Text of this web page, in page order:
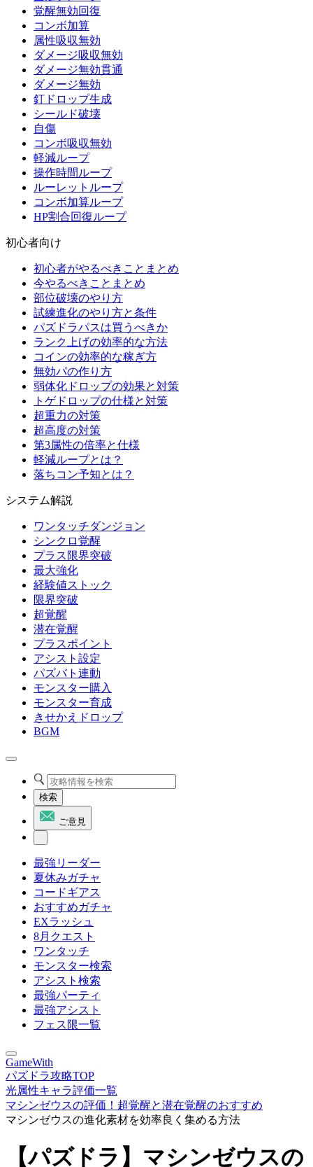
覚醒無効回復
コンボ加算
属性吸収無効
ダメージ吸収無効
ダメージ無効貫通
ダメージ無効
釘ドロップ生成
シールド破壊
自傷
コンボ吸収無効
軽減ループ
操作時間ループ
ルーレットループ
コンボ加算ループ
HP割合回復ループ
初心者向け
初心者がやるべきことまとめ
今やるべきことまとめ
部位破壊のやり方
試練進化のやり方と条件
パズドラパスは買うべきか
ランク上げの効率的な方法
コインの効率的な稼ぎ方
無効パの作り方
弱体化ドロップの効果と対策
トゲドロップの仕様と対策
超重力の対策
超高度の対策
第3属性の倍率と仕様
軽減ループとは？
落ちコン予知とは？
システム解説
ワンタッチダンジョン
シンクロ覚醒
プラス限界突破
最大強化
経験値ストック
限界突破
超覚醒
潜在覚醒
プラスポイント
アシスト設定
パズバト連動
モンスター購入
モンスター育成
きせかえドロップ
BGM
検索
ご意見
最強リーダー
夏休みガチャ
コードギアス
おすすめガチャ
EXラッシュ
8月クエスト
ワンタッチ
モンスター検索
アシスト検索
最強パーティ
最強アシスト
フェス限一覧
GameWith
パズドラ攻略TOP
光属性キャラ評価一覧
マシンゼウスの評価！超覚醒と潜在覚醒のおすすめ
マシンゼウスの進化素材を効率良く集める方法
【パズドラ】マシンゼウスの